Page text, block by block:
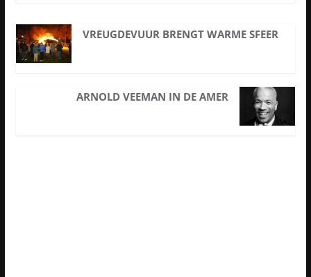
VREUGDEVUUR BRENGT WARME SFEER
ARNOLD VEEMAN IN DE AMER